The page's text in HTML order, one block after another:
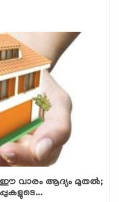
വാരം ആദ്യം മുതല്‍;